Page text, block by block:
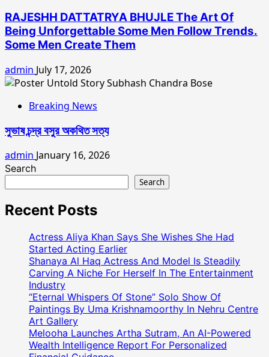
RAJESHH DATTATRYA BHUJLE The Art Of
Being Unforgettable Some Men Follow Trends.
Some Men Create Them
admin July 17, 2026
Breaking News
সুভাষ চন্দ্র বসুর অকথিত সত্য
admin January 16, 2026
Search
Search
Recent Posts
Actress Aliya Khan Says She Wishes She Had
Started Acting Earlier
Shanaya Al Haq Actress And Model Is Steadily
Carving A Niche For Herself In The Entertainment
Industry
“Eternal Whispers Of Stone” Solo Show Of
Paintings By Uma Krishnamoorthy In Nehru Centre
Art Gallery
Melooha Launches Artha Sutram, An AI-Powered
Wealth Intelligence Report For Personalized